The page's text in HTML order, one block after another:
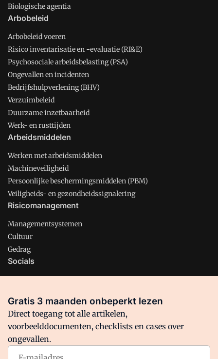
Biologische agentia
Arbobeleid
Arbobeleid voeren
Risico inventarisatie en -evaluatie (RI&E)
Psychosociale arbeidsbelasting (PSA)
Ongevallen en incidenten
Bedrijfshulpverlening (BHV)
Verzuimbeleid
Duurzame inzetbaarheid
Werk- en rusttijden
Arbeidsmiddelen
Werken met arbeidsmiddelen
Machineveiligheid
Persoonlijke beschermingsmiddelen (PBM)
Veiligheids- en gezondheidssignalering
Risicomanagement
Managementsystemen
Cultuur
Gedrag
Socials
Facebook
Arbo is onderdeel van VMN media. Lees inons manifestwaar
Gratis 3 maanden onbeperkt lezen
Direct toegang tot alle artikelen,
voorbeelddocumenten, checklists en cases over
ongevallen.